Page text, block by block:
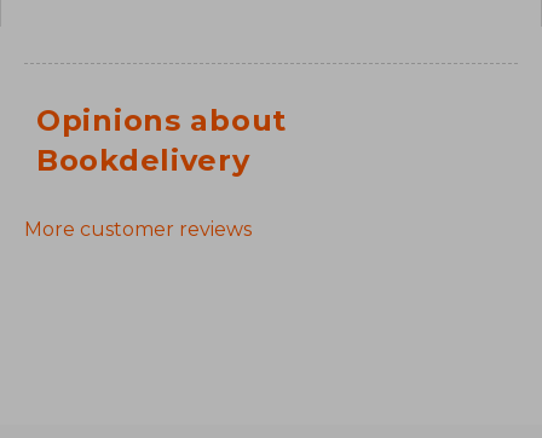
Opinions about
Bookdelivery
More customer reviews